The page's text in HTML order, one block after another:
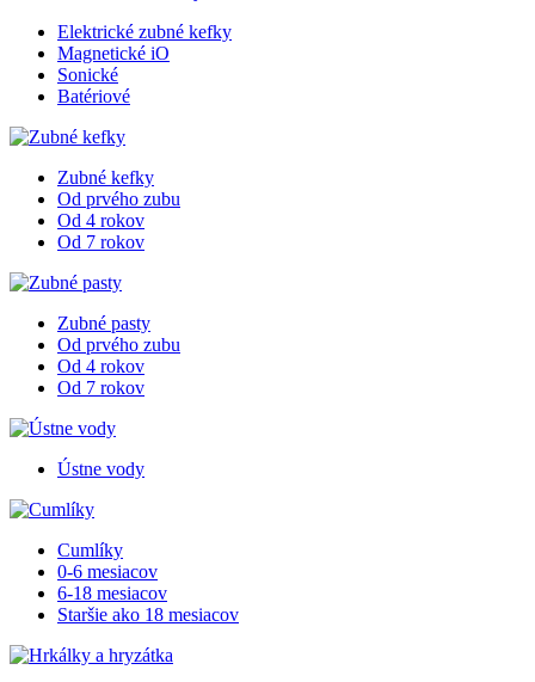
Elektrické zubné kefky
Magnetické iO
Sonické
Batériové
Zubné kefky
Od prvého zubu
Od 4 rokov
Od 7 rokov
Zubné pasty
Od prvého zubu
Od 4 rokov
Od 7 rokov
Ústne vody
Cumlíky
0-6 mesiacov
6-18 mesiacov
Staršie ako 18 mesiacov